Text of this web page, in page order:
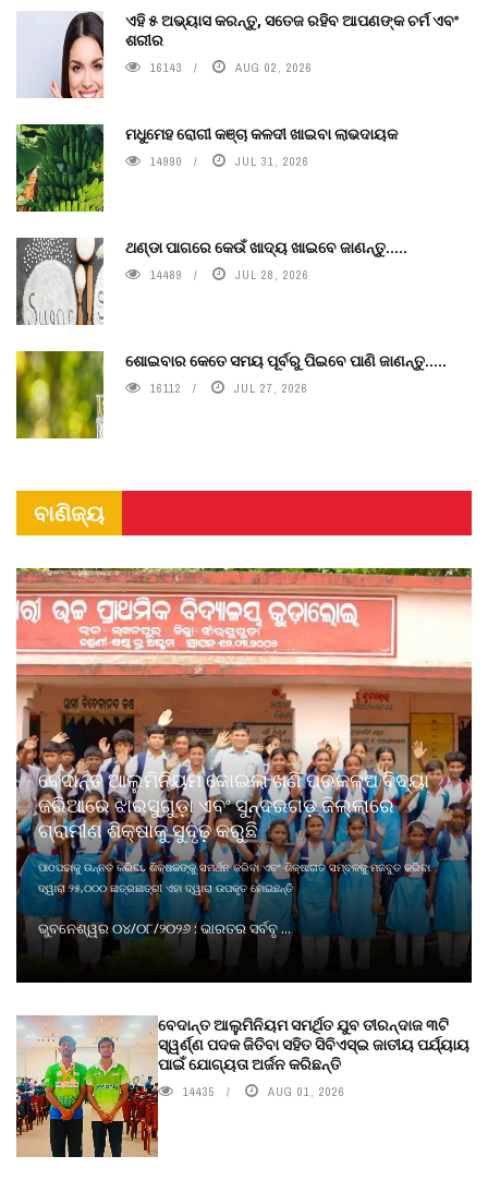
ଏହି ୫ ଅଭ୍ୟାସ କରନ୍ତୁ, ସତେଜ ରହିବ ଆପଣଙ୍କ ଚର୍ମ ଏବଂ
ଶରୀର
16143 AUG 02, 2026
ମଧୁମେହ ରୋଗୀ କଞ୍ଚା କଳଦୀ ଖାଇବା ଲାଭଦାୟକ
14990 JUL 31, 2026
ଥଣ୍ଡା ପାଗରେ କେଉଁ ଖାଦ୍ୟ ଖାଇବେ ଜାଣନ୍ତୁ.....
14489 JUL 28, 2026
ଶୋଇବାର କେତେ ସମୟ ପୂର୍ବରୁ ପିଇବେ ପାଣି ଜାଣନ୍ତୁ.....
16112 JUL 27, 2026
ବାଣିଜ୍ୟ
ବେଦାନ୍ତ ଆଲୁମିନିୟମ କୋଇଲା ଖଣି ପ୍ରକଳ୍ପ ବିଦ୍ୟା
ଜରିଆରେ ଝାରସୁଗୁଡ଼ା ଏବଂ ସୁନ୍ଦରଗଡ଼ ଜିଲ୍ଲାରେ
ଗ୍ରାମୀଣ ଶିକ୍ଷାକୁ ସୁଦୃଢ଼ କରୁଛି
ପାଠପଢାକୁ ଉନ୍ନତ କରିବା, ଶିକ୍ଷକଙ୍କୁ ସମର୍ଥନ କରିବା ଏବଂ ଶିକ୍ଷାଗତ ସମ୍ବଳକୁ ମଜବୁତ କରିବା
ଦ୍ୱାରା ୨୫,୦୦୦ ଛାତ୍ରଛାତ୍ରୀ ଏହା ଦ୍ୱାରା ଉପକୃତ ହୋଇଛନ୍ତି
ଭୁବନେଶ୍ୱର ୦୪/୦୮/୨୦୨୬ : ଭାରତର ସର୍ବବୃ ...
ବେଦାନ୍ତ ଆଲୁମିନିୟମ ସମର୍ଥିତ ଯୁବ ତୀରନ୍ଦାଜ ୩ଟି
ସ୍ୱର୍ଣ୍ଣ ପଦକ ଜିତିବା ସହିତ ସିବିଏସ୍ଇ ଜାତୀୟ ପର୍ଯ୍ୟାୟ
ପାଇଁ ଯୋଗ୍ୟତା ଅର୍ଜନ କରିଛନ୍ତି
14435 AUG 01, 2026